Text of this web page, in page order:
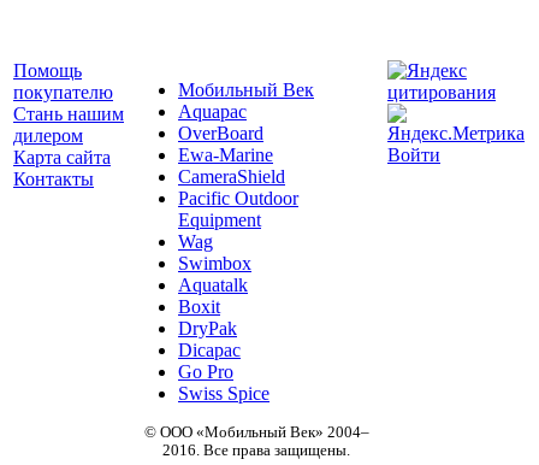
Помощь
покупателю
Стань нашим
дилером
Карта сайта
Контакты
Мобильный Век
Aquapac
OverBoard
Ewa-Marine
CameraShield
Pacific Outdoor
Equipment
Wag
Swimbox
Aquatalk
Boxit
DryPak
Dicapac
Go Pro
Swiss Spice
© ООО «Мобильный Век» 2004–
2016. Все права защищены.
Войти